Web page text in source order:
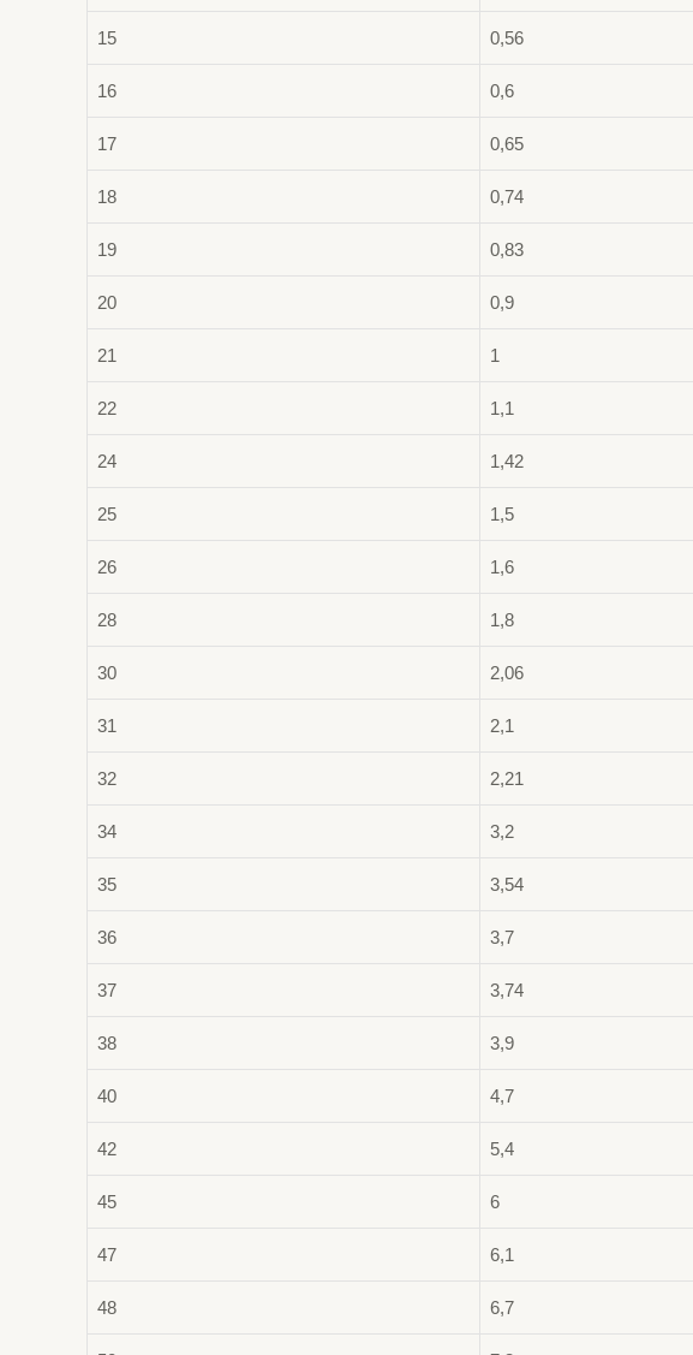
15 0,56
16 0,6
17 0,65
18 0,74
19 0,83
20 0,9
21 1
22 1,1
24 1,42
25 1,5
26 1,6
28 1,8
30 2,06
31 2,1
32 2,21
34 3,2
35 3,54
36 3,7
37 3,74
38 3,9
40 4,7
42 5,4
45 6
47 6,1
48 6,7